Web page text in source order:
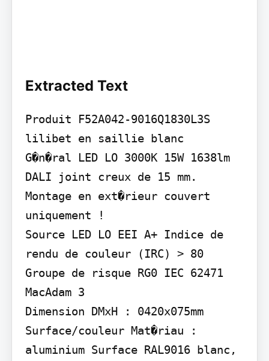
Extracted Text
Produit F52A042-9016Q1830L3S
lilibet en saillie blanc
G�n�ral LED LO 3000K 15W 1638lm
DALI joint creux de 15 mm.
Montage en ext�rieur couvert
uniquement !
Source LED LO EEI A+ Indice de
rendu de couleur (IRC) > 80
Groupe de risque RG0 IEC 62471
MacAdam 3
Dimension DMxH : 0420x075mm
Surface/couleur Mat�riau :
aluminium Surface RAL9016 blanc,